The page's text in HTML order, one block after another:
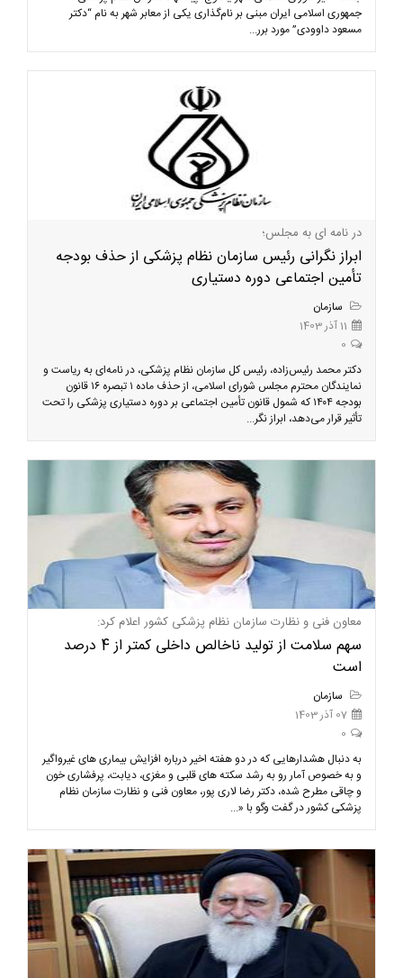
جمهوری اسلامی ایران مبنی بر نام‌گذاری یکی از معابر شهر به نام “دکتر
مسعود داوودی” مورد برر...
در نامه ای به مجلس؛
ابراز نگرانی رئیس سازمان نظام پزشکی از حذف بودجه
تأمین اجتماعی دوره دستیاری
سازمان
11 آذر 1403
0
دکتر محمد رئیس‌زاده، رئیس کل سازمان نظام پزشکی، در نامه‌ای به ریاست و
نمایندگان محترم مجلس شورای اسلامی، از حذف ماده ۱ تبصره ۱۶ قانون
بودجه ۱۴۰۴ که شمول قانون تأمین اجتماعی بر دوره دستیاری پزشکی را تحت
تأثیر قرار می‌دهد، ابراز نگر...
معاون فنی و نظارت سازمان نظام پزشکی کشور اعلام کرد:
سهم سلامت از تولید ناخالص داخلی کمتر از 4 درصد
است
سازمان
07 آذر 1403
0
به دنبال هشدارهایی که در دو هفته اخیر درباره افزایش بیماری های غیرواگیر
و به خصوص آمار رو به رشد سکته های قلبی و مغزی، دیابت، پرفشاری خون
و چاقی مطرح شده، دکتر رضا لاری پور، معاون فنی و نظارت سازمان نظام
پزشکی کشور در گفت وگو با «...